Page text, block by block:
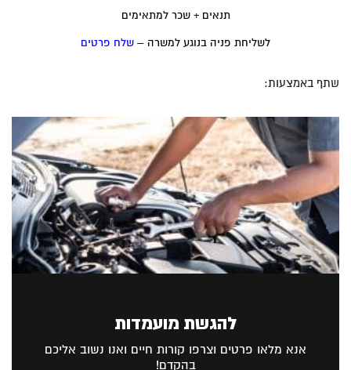
תנאים + שכר למתאימים
לשליחת פניה בנוגע למשרה – שלח פרטים
שתף באמצעות:
להגשת מועמדות
אנא מלאו פרטים וצרפו קורות חיים ואנו נשוב אליכם
בהקדם!